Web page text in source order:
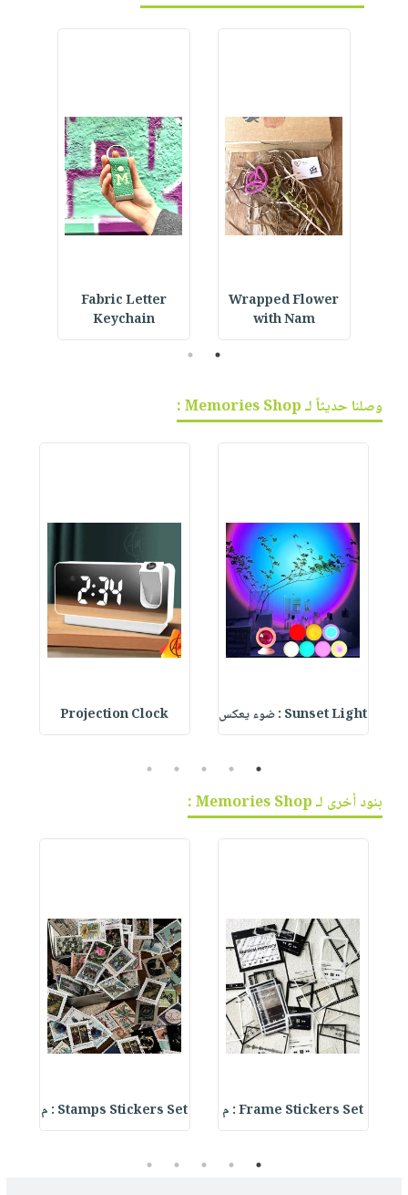
Wrapped Flower
with Nam
Fabric Letter
Keychain
1
2
وصلنا حديثاً لـ Memories Shop :
Sunset Light : ضوء يعكس Projection Clock
1
2
3
4
5
بنود أخرى لـ Memories Shop :
Frame Stickers Set : م Stamps Stickers Set : م
1
2
3
4
5